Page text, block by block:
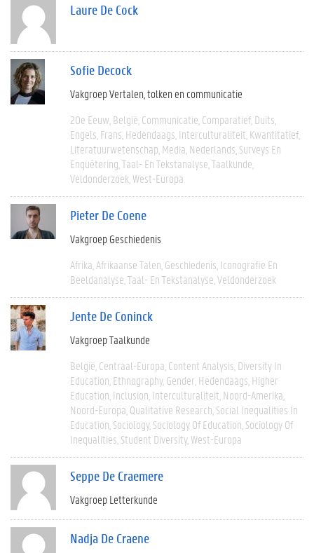
Laure De Cock
Sofie Decock
Vakgroep Vertalen, tolken en communicatie
20e Eeuw België Communicatie Comparatief Duits
Engels Frans Hedendaags Interculturaliteit Kwantitatief
Literatuurwetenschap Media Nederlands Surveys En
Enquêtering Taal- En Tekstanalyse Taalkunde
Veldonderzoek West-Europa
Pieter De Coene
Vakgroep Geschiedenis
Afrika Afrikaanse Talen Geschiedenis Iconografie En
Beeldanalyse Taal- En Tekstanalyse Veldonderzoek
Jente De Coninck
Vakgroep Taalkunde
België Centraal-Europa Content Analysis Diversity In
Education Ethnography Gender Hedendaags Higher
Education Inclusion Interculturaliteit Noord-Amerika
Noord-Europa Qualitative Research Social Inequalities In
Education Sociology Sociology Of Education Sociology Of
Inequalities Student Diversity West-Europa
Seppe De Craemere
Vakgroep Letterkunde
Nadja De Craene